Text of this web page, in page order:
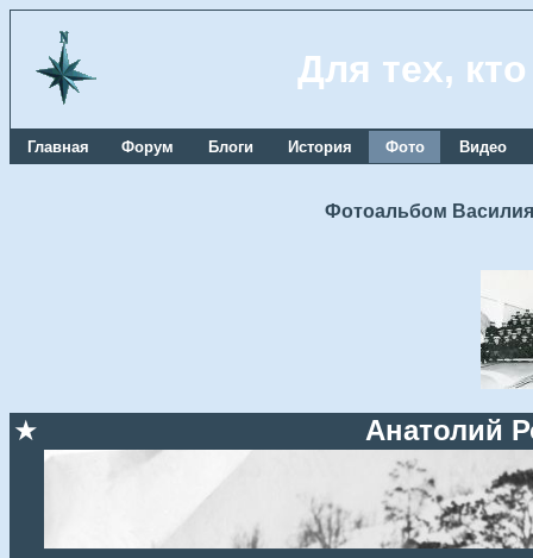
Для тех,
Главная Форум Блоги История Фото Видео
Фотоальбом
★ Анатолий